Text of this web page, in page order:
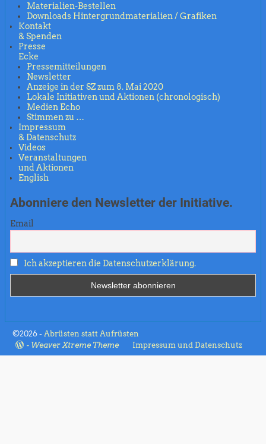
Materialien-Bestellen
Downloads Hintergrundmaterialien / Grafiken
Kontakt
& Spenden
Presse
Ecke
Pressemitteilungen
Newsletter
Anzeige in der SZ zum 8. Mai 2020
Lokale Initiativen und Aktionen (chronologisch)
Medien Echo
Stimmen zu …
Impressum
& Datenschutz
Videos
Veranstaltungen
und Aktionen
English
Abonniere den Newsletter der Initiative.
Email
Ich akzeptieren die Datenschutzerklärung.
©2026 - Abrüsten statt Aufrüsten
- Weaver Xtreme Theme Impressum und Datenschutz